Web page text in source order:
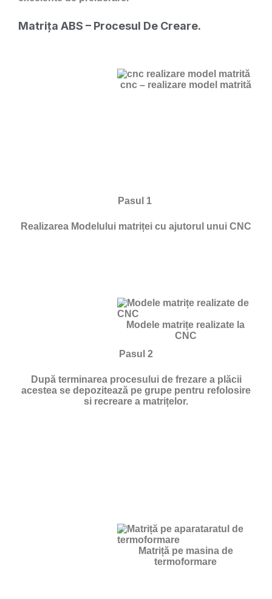
Matrița ABS – Procesul De Creare.
cnc – realizare model matrită
Pasul 1
Realizarea Modelului matriței cu ajutorul unui CNC
Modele matrițe realizate la
CNC
Pasul 2
După terminarea procesului de frezare a plăcii
acestea se depozitează pe grupe pentru refolosire
si recreare a matrițelor.
Matriță pe masina de
termoformare